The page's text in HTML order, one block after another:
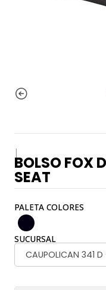
|
BOLSO FOX
SEAT
PALETA COLORES
SUCURSAL
CAUPOLICAN 341